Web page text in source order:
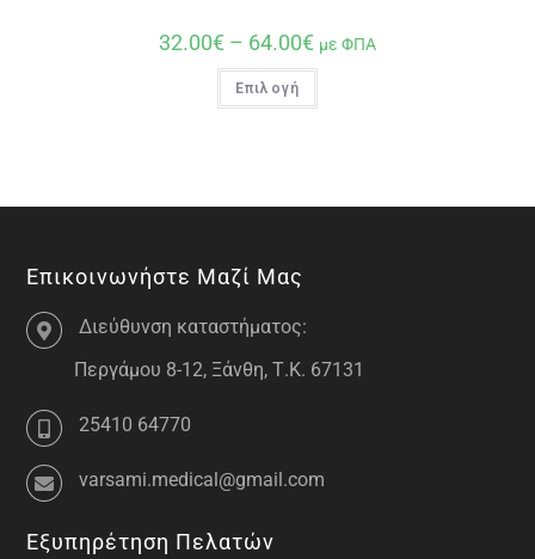
32.00€ – 64.00€ με ΦΠΑ
Επιλογή
Επικοινωνήστε Μαζί Μας
Διεύθυνση καταστήματος:
Περγάμου 8-12, Ξάνθη, Τ.Κ. 67131
25410 64770
varsami.medical@gmail.com
Εξυπηρέτηση Πελατών